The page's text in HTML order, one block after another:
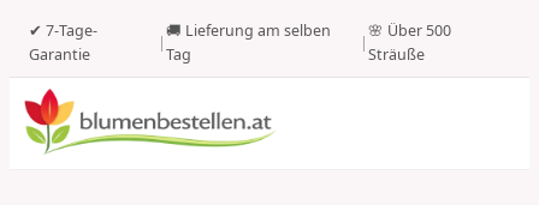
✔ 7-Tage-
Garantie
|
🚚 Lieferung am selben
Tag
|
🌸 Über 500
Sträuße